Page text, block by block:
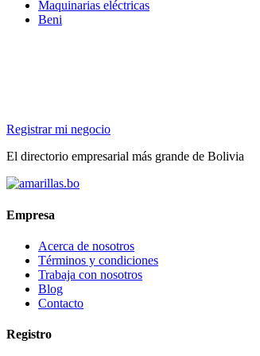
Maquinarias eléctricas
Beni
Registrar mi negocio
El directorio empresarial más grande de Bolivia
Empresa
Acerca de nosotros
Términos y condiciones
Trabaja con nosotros
Blog
Contacto
Registro